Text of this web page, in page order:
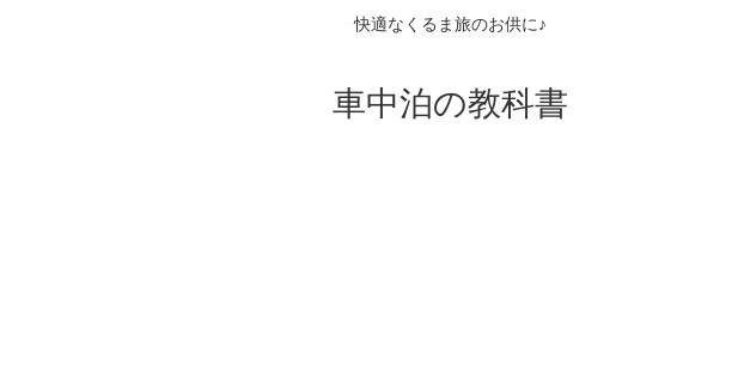
快適なくるま旅のお供に♪
車中泊の教科書